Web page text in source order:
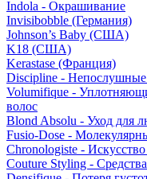
Indola - Окрашивание
Invisibobble (Германия)
Johnson’s Baby (США)
K18 (США)
Kerastase (Франция)
Discipline -
Volumifique -
волос
Blond Absolu - Уход для
Fusio-Dose -
Chronologiste -
Couture Styling -